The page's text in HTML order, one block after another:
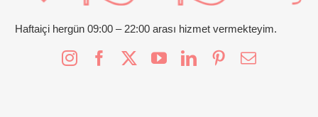
Haftaiçi hergün 09:00 – 22:00 arası hizmet vermekteyim.